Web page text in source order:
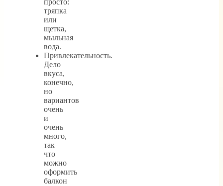
просто:
тряпка
или
щетка,
мыльная
вода.
Привлекательность.
Дело
вкуса,
конечно,
но
вариантов
очень
и
очень
много,
так
что
можно
оформить
балкон